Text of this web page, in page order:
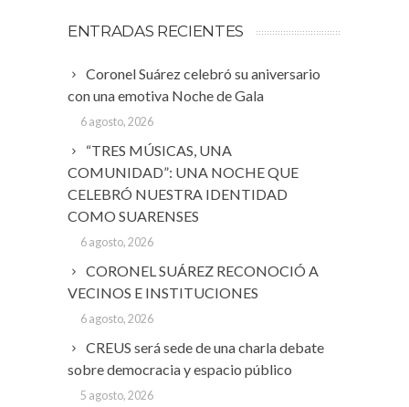
ENTRADAS RECIENTES
Coronel Suárez celebró su aniversario
con una emotiva Noche de Gala
6 agosto, 2026
“TRES MÚSICAS, UNA
COMUNIDAD”: UNA NOCHE QUE
CELEBRÓ NUESTRA IDENTIDAD
COMO SUARENSES
6 agosto, 2026
CORONEL SUÁREZ RECONOCIÓ A
VECINOS E INSTITUCIONES
6 agosto, 2026
CREUS será sede de una charla debate
sobre democracia y espacio público
5 agosto, 2026